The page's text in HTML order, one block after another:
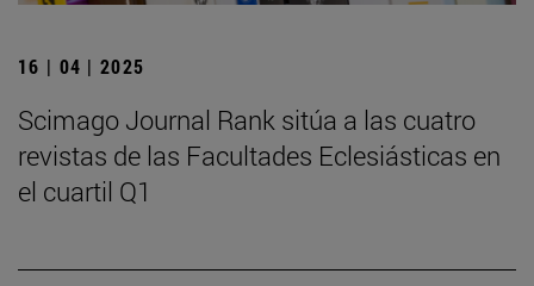
16 | 04 | 2025
Scimago Journal Rank sitúa a las cuatro
revistas de las Facultades Eclesiásticas en
el cuartil Q1